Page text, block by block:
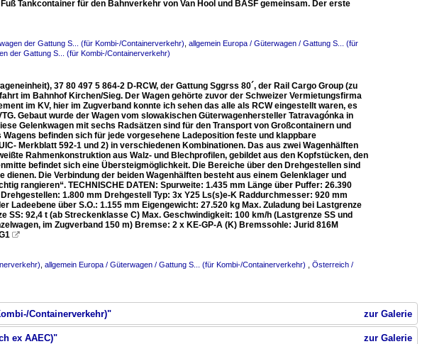
Tankcontainer für den Bahnverkehr von Van Hool und BASF gemeinsam. Der erste
der Gattung S... (für Kombi-/Containerverkehr) allgemein Europa / Güterwagen / Gattung S... (für
der Gattung S... (für Kombi-/Containerverkehr)
37 80 497 5 864-2 D-RCW, der Gattung Sggrss 80´, der Rail Cargo Group (zu
im Bahnhof Kirchen/Sieg. Der Wagen gehörte zuvor der Schweizer Vermietungsfirma
im KV, hier im Zugverband konnte ich sehen das alle als RCW eingestellt waren, es
Gebaut wurde der Wagen vom slowakischen Güterwagenhersteller Tatravagónka in
Gelenkwagen mit sechs Radsätzen sind für den Transport von Großcontainern und
befinden sich für jede vorgesehene Ladeposition feste und klappbare
Merkblatt 592-1 und 2) in verschiedenen Kombinationen. Das aus zwei Wagenhälften
Rahmenkonstruktion aus Walz- und Blechprofilen, gebildet aus den Kopfstücken, den
befindet sich eine Übersteigmöglichkeit. Die Bereiche über den Drehgestellen sind
Die Verbindung der beiden Wagenhälften besteht aus einem Gelenklager und
rangieren“. TECHNISCHE DATEN: Spurweite: 1.435 mm Länge über Puffer: 26.390
1.800 mm Drehgestell Typ: 3x Y25 Ls(s)e-K Raddurchmesser: 920 mm
Ladeebene über S.O.: 1.155 mm Eigengewicht: 27.520 kg Max. Zuladung bei Lastgrenze
SS: 92,4 t (ab Streckenklasse C) Max. Geschwindigkeit: 100 km/h (Lastgrenze SS und
im Zugverband 150 m) Bremse: 2 x KE-GP-A (K) Bremssohle: Jurid 816M

allgemein Europa / Güterwagen / Gattung S... (für Kombi-/Containerverkehr)
Österreich /
zur Galerie
Containerverkehr)"
zur Galerie
ex AAEC)"